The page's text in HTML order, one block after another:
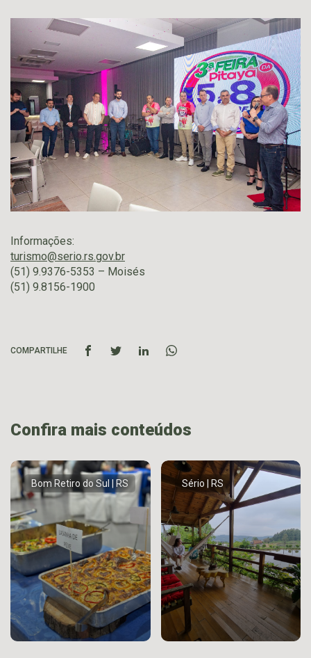
Informações:
turismo@serio.rs.gov.br
(51) 9.9376-5353 – Moisés
(51) 9.8156-1900
COMPARTILHE
Confira mais conteúdos
Bom Retiro do Sul | RS Sério | RS